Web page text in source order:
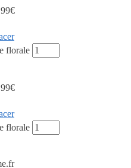
€
florale
€
florale